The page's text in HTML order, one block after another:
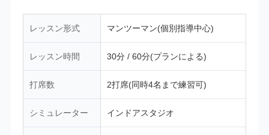
レッスン形式 マンツーマン(個別指導中心)
レッスン時間 30分 / 60分(プランによる)
打席数 2打席(同時4名まで練習可)
シミュレーター インドアスタジオ